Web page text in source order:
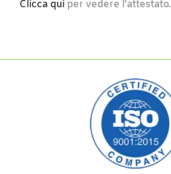
Clicca qui per vedere l’attestato.